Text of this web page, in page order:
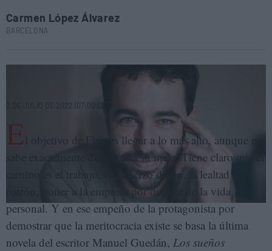
Carmen López Álvarez
BARCELONA
El escritor español Manuel Guedán, autor de la novela 'Los sueños
asequibles de Josefina Jarama'. CLARA GARRIDO
2 DE JULIO DE 2022 (07:00 CET)
E l objetivo de Fina es llegar a lo más alto, aunque no
sabe exactamente dónde está su meta. Tiene claro que el
camino es el trabajo, el esfuerzo diario, la lealtad al
patrón, poner a la empresa por delante de la vida
personal. Y en ese empeño de la protagonista por
demostrar que la meritocracia existe se basa la última
novela del escritor Manuel Guedán, Los sueños